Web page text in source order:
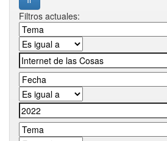
Filtros actuales: